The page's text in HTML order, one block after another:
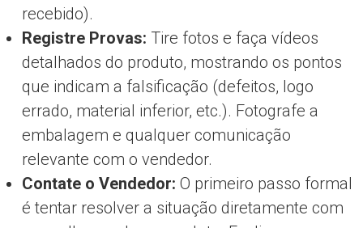
recebido).
Registre Provas: Tire fotos e faça vídeos
detalhados do produto, mostrando os pontos
que indicam a falsificação (defeitos, logo
errado, material inferior, etc.). Fotografe a
embalagem e qualquer comunicação
relevante com o vendedor.
Contate o Vendedor: O primeiro passo formal
é tentar resolver a situação diretamente com